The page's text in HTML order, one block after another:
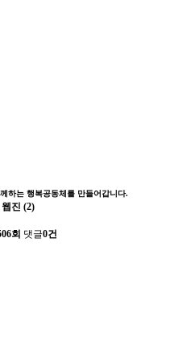
하는 행복공동체를 만들어갑니다.
진 (2)
회 댓글0건